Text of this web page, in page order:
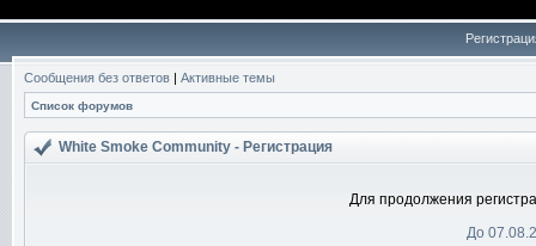
Сообщения без ответов | Активные темы
Список форумов
White Smoke Community - Регистрация
Для продолжения
До